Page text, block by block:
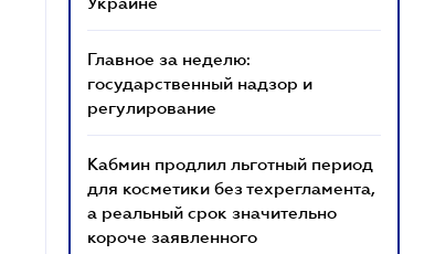
Главное за неделю:
государственный надзор и
регулирование
Кабмин продлил льготный период
для косметики без техрегламента,
а реальный срок значительно
короче заявленного